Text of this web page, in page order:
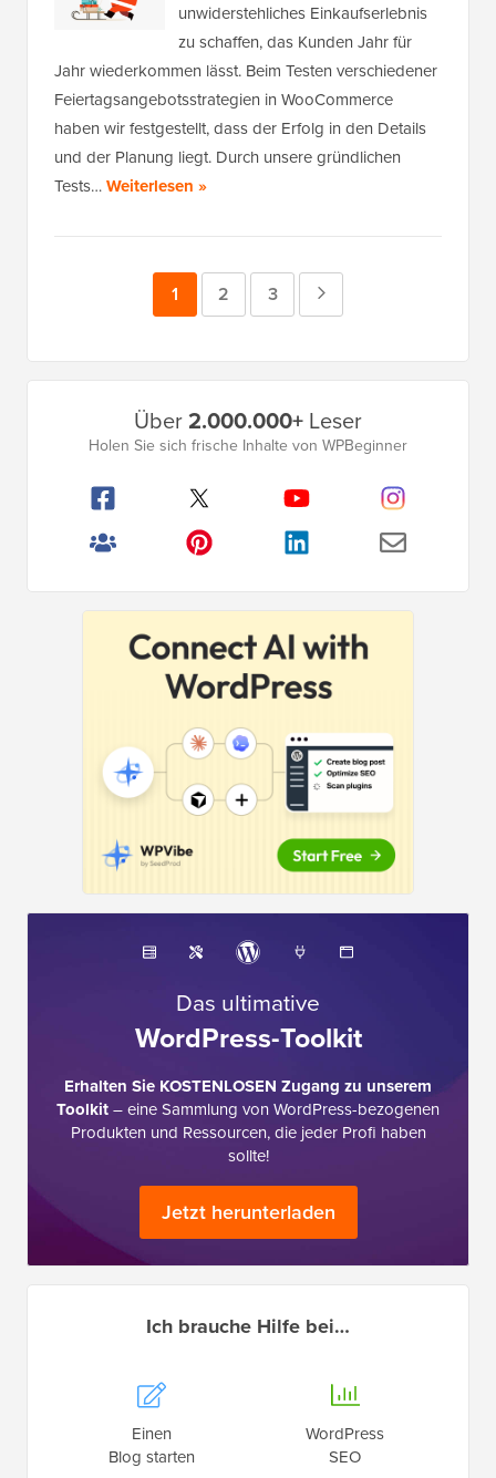
unwiderstehliches Einkaufserlebnis
zu schaffen, das Kunden Jahr für
Jahr wiederkommen lässt. Beim Testen verschiedener
Feiertagsangebotsstrategien in WooCommerce
haben wir festgestellt, dass der Erfolg in den Details
und der Planung liegt. Durch unsere gründlichen
Tests…Weiterlesen »
Seite
1 Seite
2 Seite
3
Seitenleistenmenü
Über2.000.000+ Leser
Holen Sie sich frische Inhalte von WPBeginner
Das ultimative
WordPress-Toolkit
Erhalten Sie KOSTENLOSEN Zugang zu unserem
Toolkit– eine Sammlung von WordPress-bezogenen
Produkten und Ressourcen, die jeder Profi haben
sollte!
Jetzt herunterladen
Ich brauche Hilfe bei…
Einen
Blog starten
WordPress
SEO